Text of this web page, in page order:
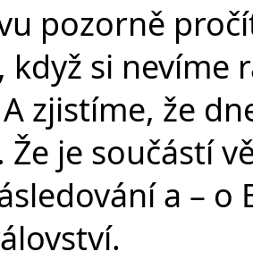
pozorně
když si
zjistíme, že
je součástí
a – o